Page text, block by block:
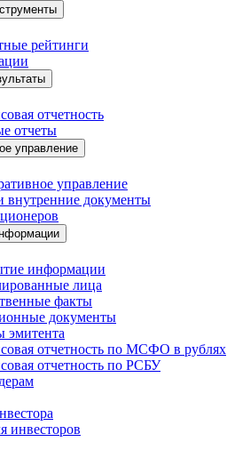
рейтинги
отчетность
отчеты
управление
управление
внутренние документы
информации
лица
факты
документы
эмитента
отчетность по МСФО в рублях
отчетность по РСБУ
инвесторов